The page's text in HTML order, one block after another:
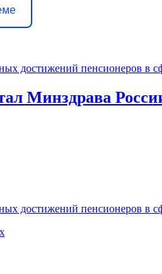
достижений пенсионеров в
Минздрава
достижений пенсионеров в